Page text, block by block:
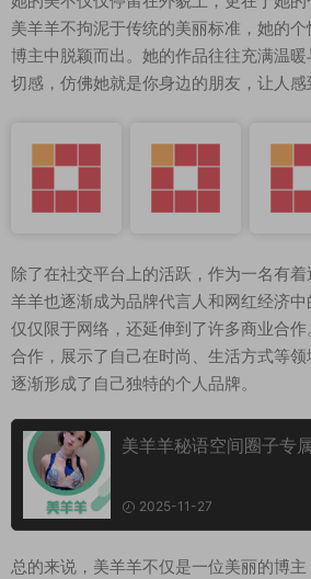
美羊羊不拘泥于传统的美丽标准，她的
博主中脱颖而出。她的作品往往充满温
切感，仿佛她就是你身边的朋友，让人感
除了在社交平台上的活跃，作为一名有
羊羊也逐渐成为品牌代言人和网红经济
仅仅限于网络，还延伸到了许多商业合
合作，展示了自己在时尚、生活方式等领
逐渐形成了自己独特的个人品牌。
美羊羊秘语空间圈子专
2025-11-27
总的来说，美羊羊不仅是一位美丽的博